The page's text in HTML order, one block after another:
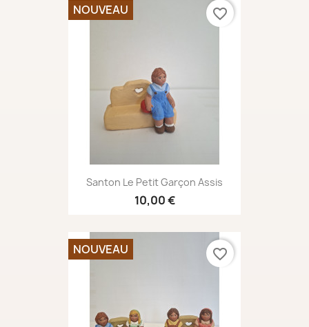
Santon Le Petit Garçon Assis
10,00 €
NOUVEAU favorite_border
NOUVEAU favorite_border